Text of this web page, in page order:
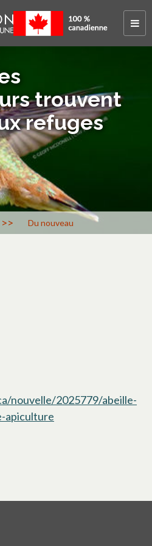
trouvent
refuges
> Du nouveau
nouvelle/2025779/abeille-
apiculture